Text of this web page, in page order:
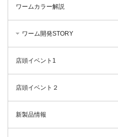
ワームカラー解説
ワーム開発STORY
店頭イベント1
店頭イベント２
新製品情報